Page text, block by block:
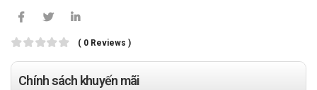
( 0 Reviews )
Chính sách khuyến mãi